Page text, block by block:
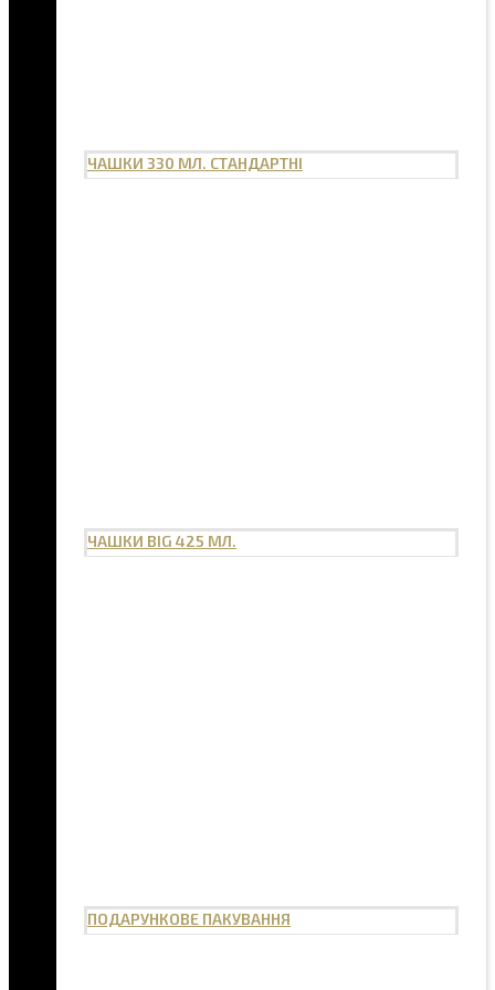
ЧАШКИ 330 МЛ. СТАНДАРТНІ
ЧАШКИ BIG 425 МЛ.
ПОДАРУНКОВЕ ПАКУВАННЯ